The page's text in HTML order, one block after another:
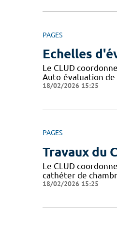
PAGES
Echelles
Le CLUD
Auto-évaluation de
18/02/2026 15:25
PAGES
Travaux du
Le CLUD
cathéter de
18/02/2026 15:25